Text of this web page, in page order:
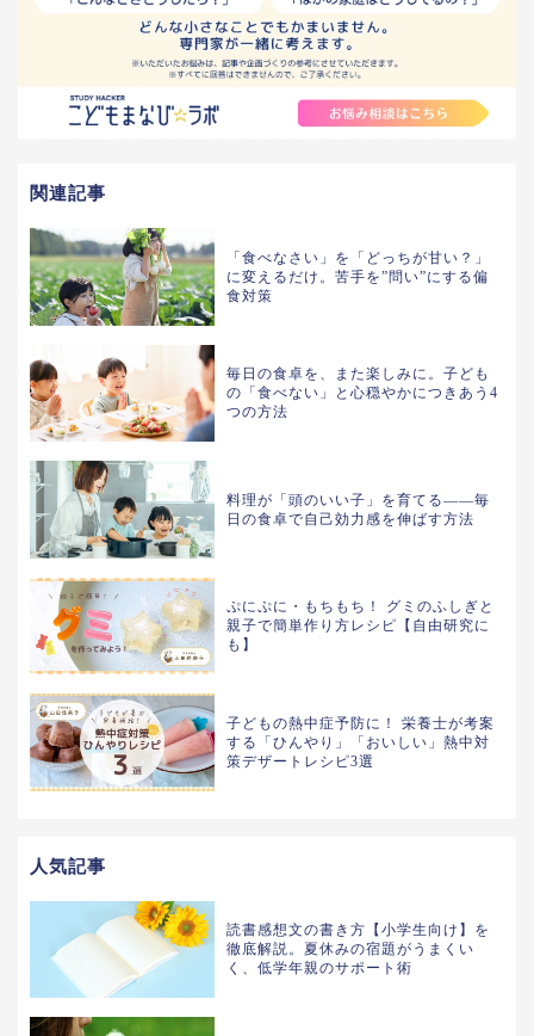
関連記事
「食べなさい」を「どっちが甘い？」
に変えるだけ。苦手を”問い”にする偏
食対策
毎日の食卓を、また楽しみに。子ども
の「食べない」と心穏やかにつきあう4
つの方法
料理が「頭のいい子」を育てる――毎
日の食卓で自己効力感を伸ばす方法
ぷにぷに・もちもち！ グミのふしぎと
親子で簡単作り方レシピ【自由研究に
も】
子どもの熱中症予防に！ 栄養士が考案
する「ひんやり」「おいしい」熱中対
策デザートレシピ3選
人気記事
読書感想文の書き方【小学生向け】を
徹底解説。夏休みの宿題がうまくい
く、低学年親のサポート術